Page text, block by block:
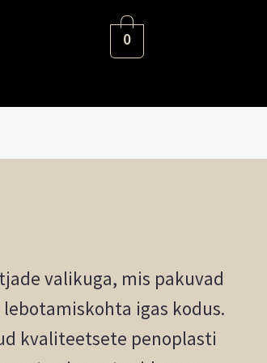
0
valikuga, mis pakuvad
igas kodus.
kvaliteetsete penoplasti